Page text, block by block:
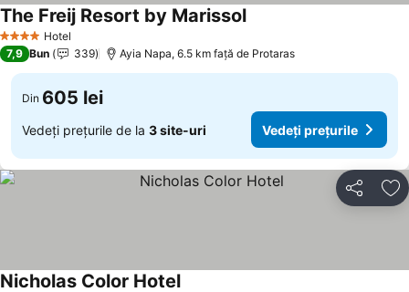
4 Stele Hotel
The Freij Resort by MarissolVedeți prețurile
7,9 Bun 339 Ayia Napa, 6.5 km faţă de Protaras
Din 605 lei
Vedeți prețurile de la 3 site-uri Vedeți prețurile
Distribuiți
Nicholas Color Hotel